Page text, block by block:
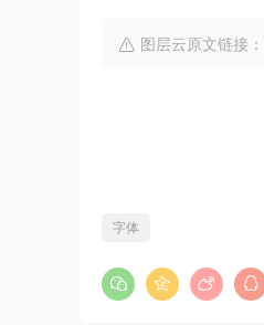
图层云原文链接：
字体